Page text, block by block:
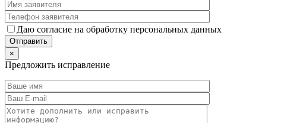
Даю согласие на обработку персональных данных
×
Предложить исправление